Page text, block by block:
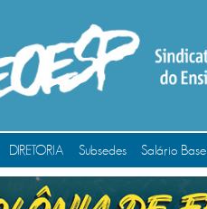
DIRETORIA Subsedes Salário Base